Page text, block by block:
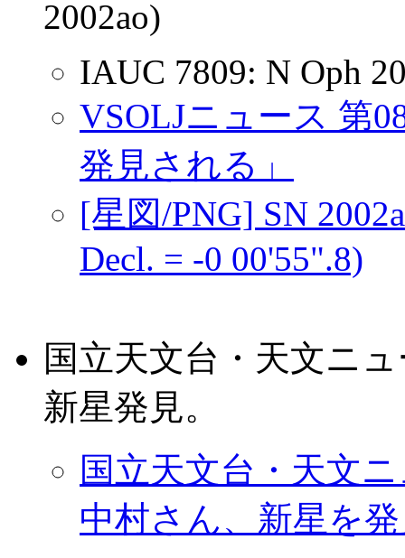
2002ao)
IAUC 7809: N Oph
VSOLJニュース 第
発見される」
[星図/PNG] SN
Decl. = -0 00'55".8)
国立天文台・天文ニ
新星発見。
国立天文台・天文
中村さん、新星を